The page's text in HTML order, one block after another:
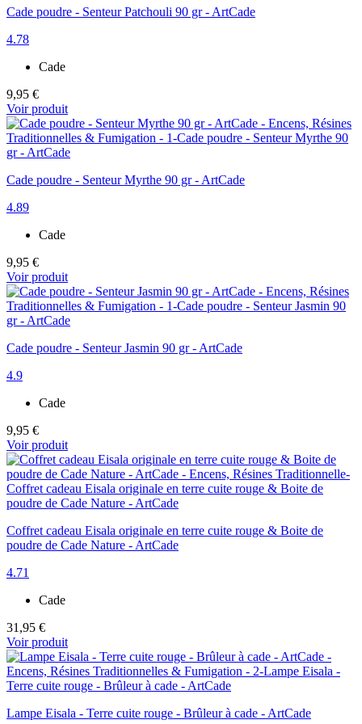
Cade poudre - Senteur Patchouli 90 gr - ArtCade
4.78
Cade
9,95 €
Voir produit
Cade poudre - Senteur Myrthe 90 gr - ArtCade
4.89
Cade
9,95 €
Voir produit
Cade poudre - Senteur Jasmin 90 gr - ArtCade
4.9
Cade
9,95 €
Voir produit
Coffret cadeau Eisala originale en terre cuite rouge & Boite de
poudre de Cade Nature - ArtCade
4.71
Cade
31,95 €
Voir produit
Lampe Eisala - Terre cuite rouge - Brûleur à cade - ArtCade